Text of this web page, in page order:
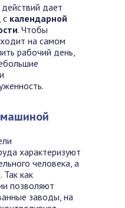
дает
с календарной
. Чтобы
на самом
рабочий день,
характеризуют
человека, а
Так как
позволяют
заводы, на